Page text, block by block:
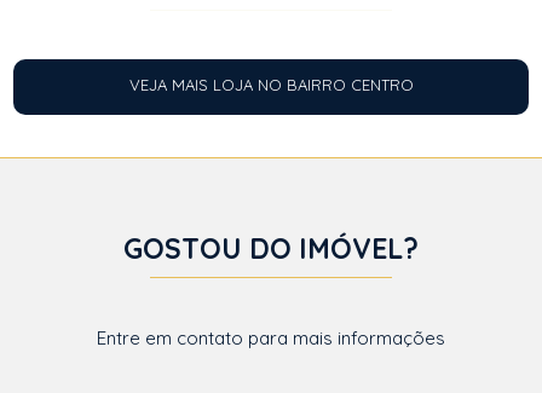
VEJA MAIS LOJA NO BAIRRO CENTRO
GOSTOU DO IMÓVEL?
Entre em contato para mais informações